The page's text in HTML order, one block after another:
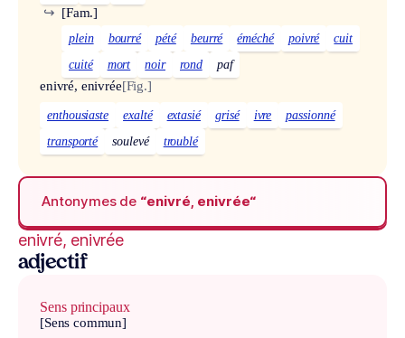
[Fam.]
↪
plein bourré pété beurré éméché poivré
cuit
cuité
mort noir rond paf
enivré, enivrée[Fig.]
enthousiaste exalté extasié grisé ivre
passionné
transporté
soulevé troublé
Antonymes de “enivré, enivrée“
enivré, enivrée
adjectif
Sens principaux
[Sens commun]